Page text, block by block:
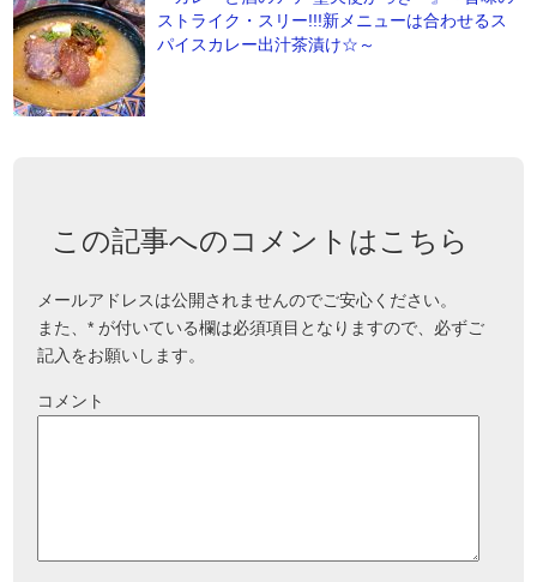
ストライク・スリー!!!新メニューは合わせるス
パイスカレー出汁茶漬け☆～
この記事へのコメントはこちら
メールアドレスは公開されませんのでご安心ください。
また、* が付いている欄は必須項目となりますので、必ずご
記入をお願いします。
コメント